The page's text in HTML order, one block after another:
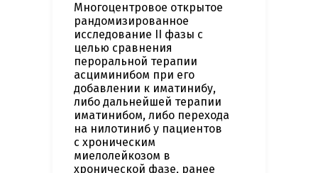
Многоцентровое открытое
рандомизированное
исследование II фазы с
целью сравнения
пероральной терапии
асциминибом при его
добавлении к иматинибу,
либо дальнейшей терапии
иматинибом, либо перехода
на нилотиниб у пациентов
с хроническим
миелолейкозом в
хронической фазе, ранее